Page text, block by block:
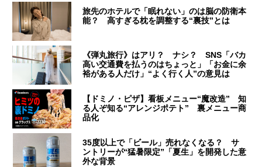
旅先のホテルで「眠れない」のは脳の防衛本
能？ 高すぎる枕を調整する“裏技”とは
《弾丸旅行》はアリ？ ナシ？ SNS「バカ
高い交通費を払うのはちょっと」「お金に余
裕がある人だけ」“よく行く人”の意見は
【ドミノ・ピザ】看板メニュー“魔改造” 知
る人ぞ知る“アレンジポテト” 裏メニュー商
品化
35度以上で「ビール」売れなくなる？ サ
ントリーが“猛暑限定”「夏生」を開発した意
外な背景